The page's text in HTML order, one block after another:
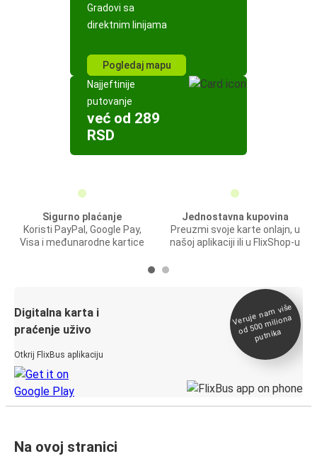
Gradovi sa
direktnim linijama
Pogledaj mapu
Najjeftinije
putovanje
već od 289
RSD
Sigurno plaćanje
Koristi PayPal, Google Pay,
Visa i međunarodne kartice
Jednostavna kupovina
Preuzmi svoje karte onlajn, u
našoj aplikaciji ili u FlixShop-u
Digitalna karta i
praćenje uživo
Otkrij FlixBus aplikaciju
Veruje na
m više
od 500
miliona
putnika
Na ovoj stranici